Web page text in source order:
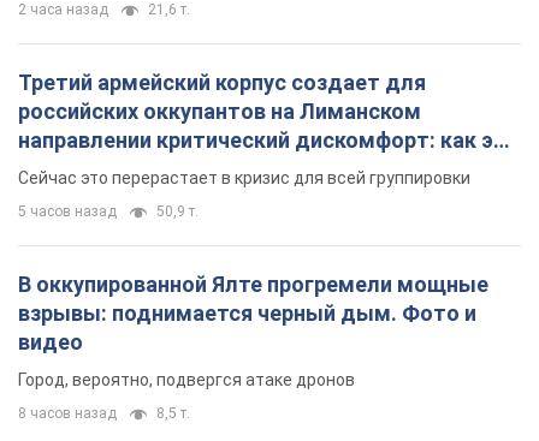
2 часа назад 21,6 т.
Третий армейский корпус создает для
российских оккупантов на Лиманском
направлении критический дискомфорт: как это
удалось
Сейчас это перерастает в кризис для всей группировки
5 часов назад 50,9 т.
В оккупированной Ялте прогремели мощные
взрывы: поднимается черный дым. Фото и
видео
Город, вероятно, подвергся атаке дронов
8 часов назад 8,5 т.